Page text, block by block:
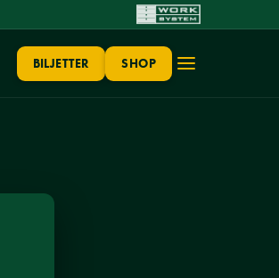
BILJETTER SHOP